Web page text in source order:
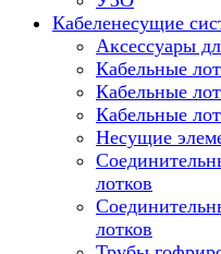
Кабеленесущие
Аксессуары
Кабельные
Кабельные
Кабельные
Несущие
лотков
лотков